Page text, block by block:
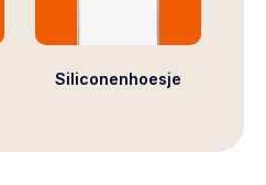
Siliconenhoesje